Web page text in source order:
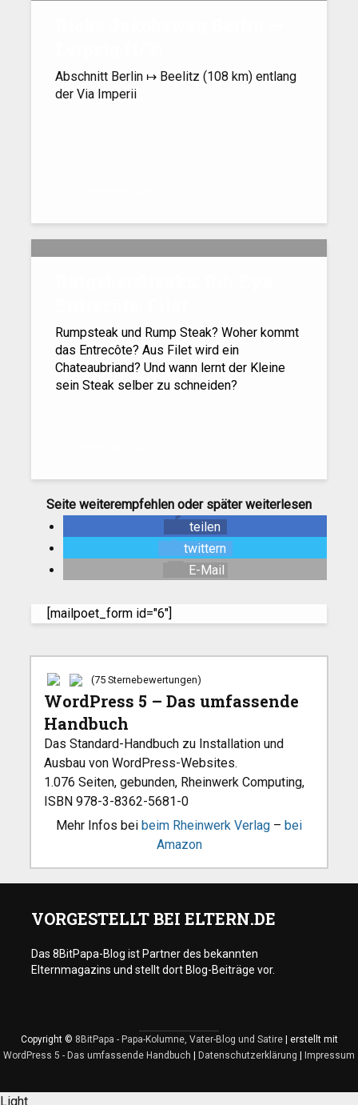
Abschnitt Berlin ↦ Beelitz (108 km) entlang
der Via Imperii
Rumpsteak und Rump Steak? Woher kommt
das Entrecôte? Aus Filet wird ein
Chateaubriand? Und wann lernt der Kleine
sein Steak selber zu schneiden?
Seite weiterempfehlen oder später weiterlesen
teilen
twittern
E-Mail
[mailpoet_form id="6"]
(75 Sternebewertungen)
WordPress 5 – Das umfassende
Handbuch
Das Standard-Handbuch zu Installation und
Ausbau von WordPress-Websites.
1.076 Seiten, gebunden, Rheinwerk Computing,
ISBN 978-3-8362-5681-0
Mehr Infos bei beim Rheinwerk Verlag – bei
Amazon
VORGESTELLT BEI ELTERN.DE
Das 8BitPapa-Blog ist Partner des bekannten
Elternmagazins und stellt dort Blog-Beiträge vor.
Copyright © 8BitPapa - Papa-Kolumne, Vater-Blog und Satire| erstellt mit
WordPress 5 - Das umfassende Handbuch | Datenschutzerklärung | Impressum
Light